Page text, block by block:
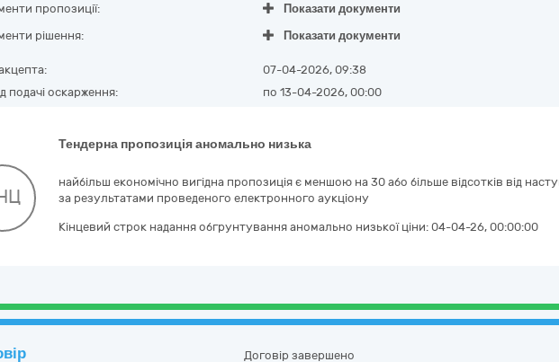
пропозиції:
Показати документи
рішення:
Показати документи
07-04-2026, 09:38
подачі оскарження:
по 13-04-2026, 00:00
Тендерна пропозиція аномально низька
найбільш економічно вигідна пропозиція є меншою на 30 або більше відсотків від
за результатами проведеного електронного аукціону
Кінцевий строк надання обгрунтування аномально низької ціни: 04-04-26, 00:00:00
Договір завершено